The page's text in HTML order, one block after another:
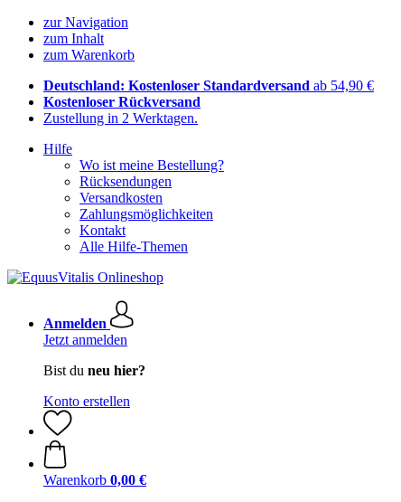
zur Navigation
zum Inhalt
zum Warenkorb
Deutschland: Kostenloser Standardversand ab 54,90 €
Kostenloser Rückversand
Zustellung in 2 Werktagen.
Hilfe
Wo ist meine Bestellung?
Rücksendungen
Versandkosten
Zahlungsmöglichkeiten
Kontakt
Alle Hilfe-Themen
Anmelden
Jetzt anmelden
Bist du neu hier?
Konto erstellen
Warenkorb 0,00 €